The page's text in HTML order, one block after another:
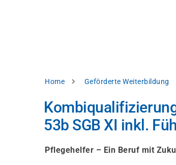
Pfadnavigation
Home Geförderte Weiterbildung
53b SGB XI inkl.
Pflegehelfer – Ein Beruf mit
Einstellungen